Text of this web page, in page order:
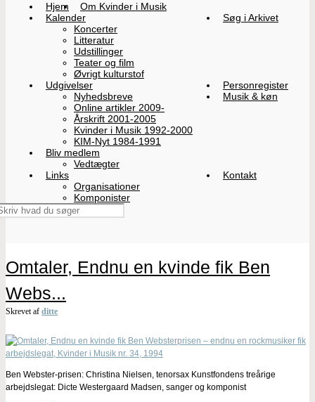
Hjem
Om Kvinder i Musik
Kalender
Koncerter
Litteratur
Udstillinger
Teater og film
Øvrigt kulturstof
Søg i Arkivet
Udgivelser
Nyhedsbreve
Online artikler 2009-
Årskrift 2001-2005
Kvinder i Musik 1992-2000
KIM-Nyt 1984-1991
Personregister
Musik & køn
Bliv medlem
Vedtægter
Links
Organisationer
Komponister
Kontakt
Omtaler, Endnu en kvinde fik Ben
Webs...
Skrevet af ditte
Ben Webster-prisen: Christina Nielsen, tenorsax Kunstfondens treårige
arbejdslegat: Dicte Westergaard Madsen, sanger og komponist